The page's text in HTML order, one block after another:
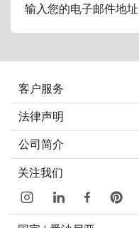
输入您的电子邮件地址
客户服务
法律声明
公司简介
关注我们